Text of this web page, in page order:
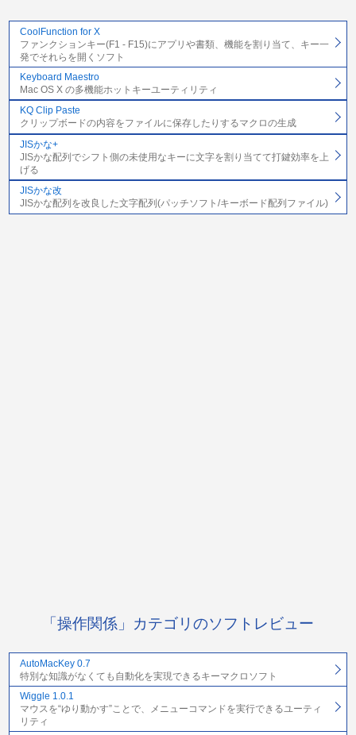
CoolFunction for X
ファンクションキー(F1 - F15)にアプリや書類、機能を割り当て、キー一
発でそれらを開くソフト
Keyboard Maestro
Mac OS X の多機能ホットキーユーティリティ
KQ Clip Paste
クリップボードの内容をファイルに保存したりするマクロの生成
JISかな+
JISかな配列でシフト側の未使用なキーに文字を割り当てて打鍵効率を上
げる
JISかな改
JISかな配列を改良した文字配列(パッチソフト/キーボード配列ファイル)
「操作関係」カテゴリのソフトレビュー
AutoMacKey 0.7
特別な知識がなくても自動化を実現できるキーマクロソフト
Wiggle 1.0.1
マウスを“ゆり動かす”ことで、メニューコマンドを実行できるユーティ
リティ